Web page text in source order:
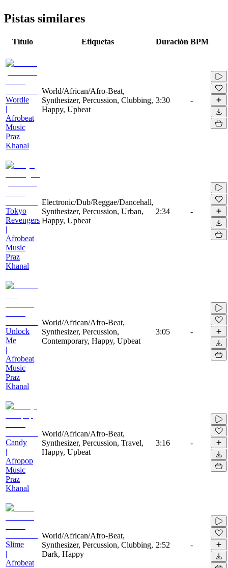
Pistas similares
Título Etiquetas Duración BPM
Wordle
|
Afrobeat
Music
Praz
Khanal
World/African/Afro-Beat,
Synthesizer, Percussion, Clubbing,
Happy, Upbeat
3:30 -
Tokyo
Revengers
|
Afrobeat
Music
Praz
Khanal
Electronic/Dub/Reggae/Dancehall,
Synthesizer, Percussion, Urban,
Happy, Upbeat
2:34 -
Unlock
Me
|
Afrobeat
Music
Praz
Khanal
World/African/Afro-Beat,
Synthesizer, Percussion,
Contemporary, Happy, Upbeat
3:05 -
Candy
|
Afropop
Music
Praz
Khanal
World/African/Afro-Beat,
Synthesizer, Percussion, Travel,
Happy, Upbeat
3:16 -
Slime
|
Afrobeat
World/African/Afro-Beat,
Synthesizer, Percussion, Clubbing,
Dark, Happy
2:52 -